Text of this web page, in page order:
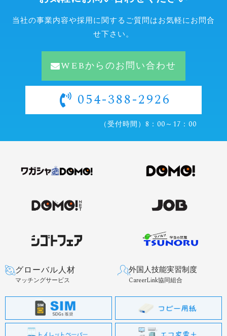
当社の事業内容や採用に関するご質問はお気軽にお問合
せ下さい。
WEBからのお問い合わせ
054-388-2926
（受付時間）8：00～17：00
グローバル人材
マッチングサービス
外国人技能実習制度
CareerLink協同組合